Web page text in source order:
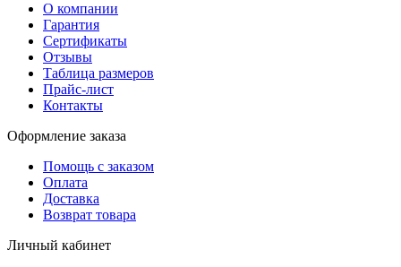
О компании
Гарантия
Сертификаты
Отзывы
Таблица размеров
Прайс-лист
Контакты
Оформление заказа
Помощь с заказом
Оплата
Доставка
Возврат товара
Личный кабинет